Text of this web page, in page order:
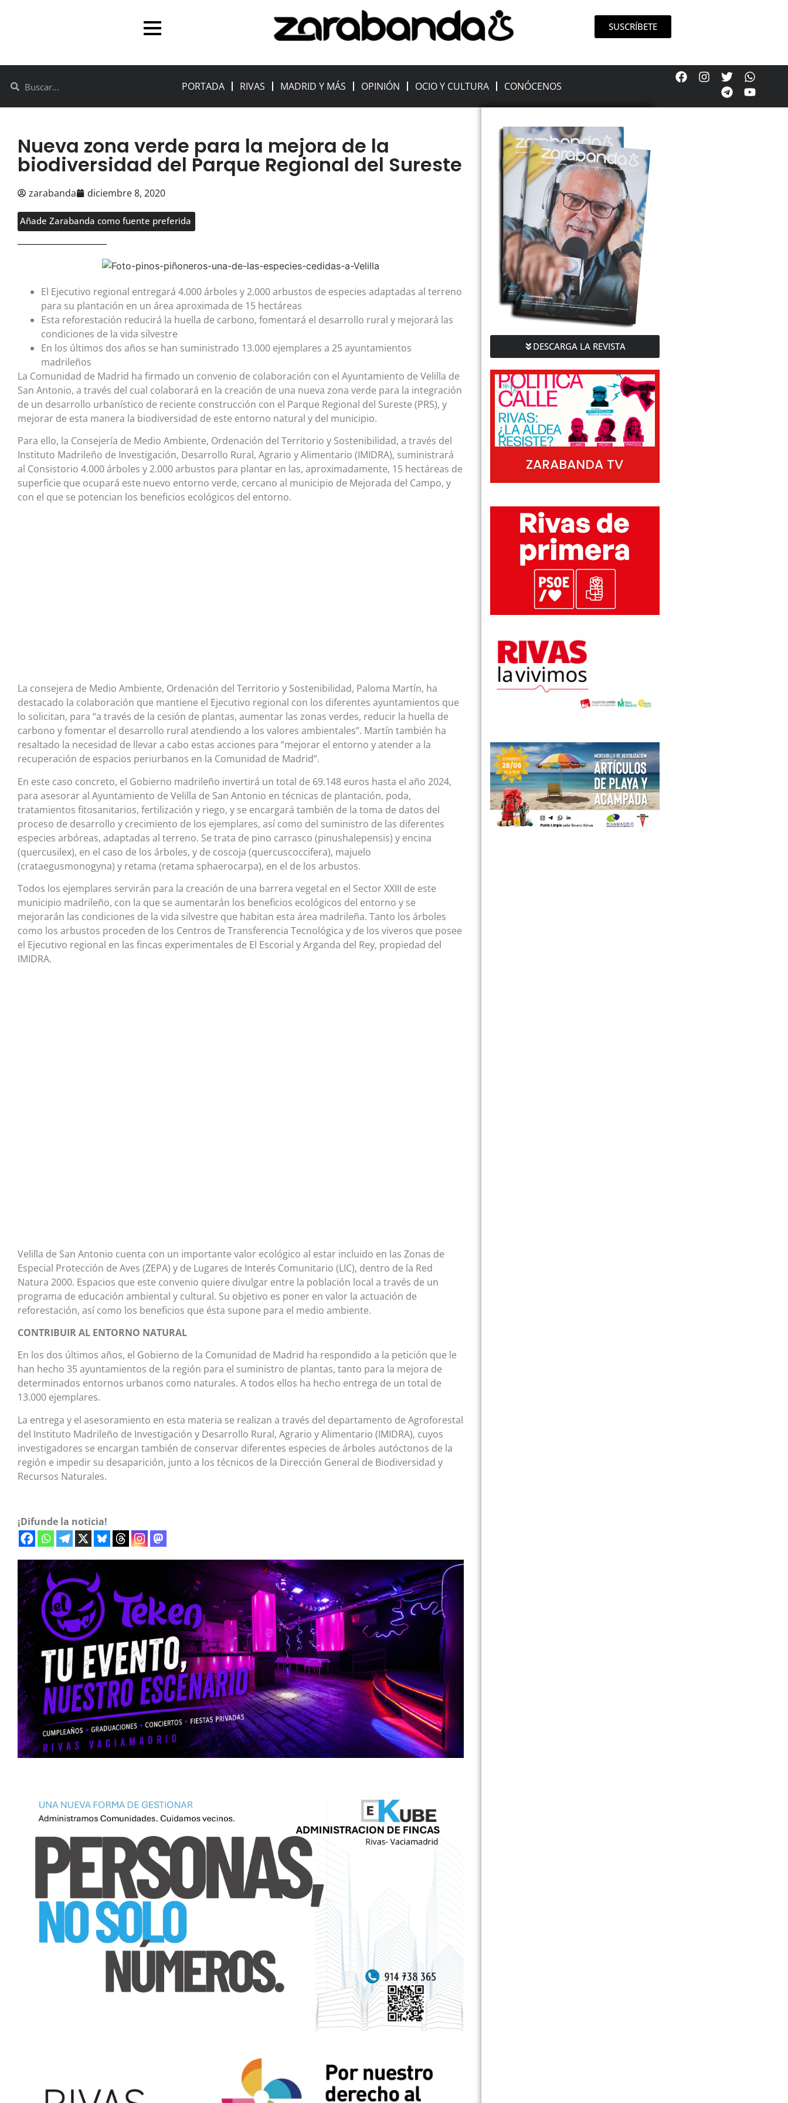
SUSCRÍBETE
PORTADA RIVAS MADRID Y MÁS OPINIÓN OCIO Y CULTURA CONÓCENOS
Nueva zona verde para la mejora de la
biodiversidad del Parque Regional del Sureste
zarabanda diciembre 8, 2020
Añade Zarabanda como fuente preferida
El Ejecutivo regional entregará 4.000 árboles y 2.000 arbustos de especies adaptadas al terreno
para su plantación en un área aproximada de 15 hectáreas
Esta reforestación reducirá la huella de carbono, fomentará el desarrollo rural y mejorará las
condiciones de la vida silvestre
En los últimos dos años se han suministrado 13.000 ejemplares a 25 ayuntamientos
madrileños
La Comunidad de Madrid ha firmado un convenio de colaboración con el Ayuntamiento de Velilla de
San Antonio, a través del cual colaborará en la creación de una nueva zona verde para la integración
de un desarrollo urbanístico de reciente construcción con el Parque Regional del Sureste (PRS), y
mejorar de esta manera la biodiversidad de este entorno natural y del municipio.
Para ello, la Consejería de Medio Ambiente, Ordenación del Territorio y Sostenibilidad, a través del
Instituto Madrileño de Investigación, Desarrollo Rural, Agrario y Alimentario (IMIDRA), suministrará
al Consistorio 4.000 árboles y 2.000 arbustos para plantar en las, aproximadamente, 15 hectáreas de
superficie que ocupará este nuevo entorno verde, cercano al municipio de Mejorada del Campo, y
con el que se potencian los beneficios ecológicos del entorno.
La consejera de Medio Ambiente, Ordenación del Territorio y Sostenibilidad, Paloma Martín, ha
destacado la colaboración que mantiene el Ejecutivo regional con los diferentes ayuntamientos que
lo solicitan, para “a través de la cesión de plantas, aumentar las zonas verdes, reducir la huella de
carbono y fomentar el desarrollo rural atendiendo a los valores ambientales”. Martín también ha
resaltado la necesidad de llevar a cabo estas acciones para “mejorar el entorno y atender a la
recuperación de espacios periurbanos en la Comunidad de Madrid”.
En este caso concreto, el Gobierno madrileño invertirá un total de 69.148 euros hasta el año 2024,
para asesorar al Ayuntamiento de Velilla de San Antonio en técnicas de plantación, poda,
tratamientos fitosanitarios, fertilización y riego, y se encargará también de la toma de datos del
proceso de desarrollo y crecimiento de los ejemplares, así como del suministro de las diferentes
especies arbóreas, adaptadas al terreno. Se trata de pino carrasco (pinushalepensis) y encina
(quercusilex), en el caso de los árboles, y de coscoja (quercuscoccifera), majuelo
(crataegusmonogyna) y retama (retama sphaerocarpa), en el de los arbustos.
Todos los ejemplares servirán para la creación de una barrera vegetal en el Sector XXIII de este
municipio madrileño, con la que se aumentarán los beneficios ecológicos del entorno y se
mejorarán las condiciones de la vida silvestre que habitan esta área madrileña. Tanto los árboles
como los arbustos proceden de los Centros de Transferencia Tecnológica y de los viveros que posee
el Ejecutivo regional en las fincas experimentales de El Escorial y Arganda del Rey, propiedad del
IMIDRA.
Velilla de San Antonio cuenta con un importante valor ecológico al estar incluido en las Zonas de
Especial Protección de Aves (ZEPA) y de Lugares de Interés Comunitario (LIC), dentro de la Red
Natura 2000. Espacios que este convenio quiere divulgar entre la población local a través de un
programa de educación ambiental y cultural. Su objetivo es poner en valor la actuación de
reforestación, así como los beneficios que ésta supone para el medio ambiente.
CONTRIBUIR AL ENTORNO NATURAL
En los dos últimos años, el Gobierno de la Comunidad de Madrid ha respondido a la petición que le
han hecho 35 ayuntamientos de la región para el suministro de plantas, tanto para la mejora de
determinados entornos urbanos como naturales. A todos ellos ha hecho entrega de un total de
13.000 ejemplares.
La entrega y el asesoramiento en esta materia se realizan a través del departamento de Agroforestal
del Instituto Madrileño de Investigación y Desarrollo Rural, Agrario y Alimentario (IMIDRA), cuyos
investigadores se encargan también de conservar diferentes especies de árboles autóctonos de la
región e impedir su desaparición, junto a los técnicos de la Dirección General de Biodiversidad y
Recursos Naturales.
¡Difunde la noticia!
DESCARGA LA REVISTA
ZARABANDA TV